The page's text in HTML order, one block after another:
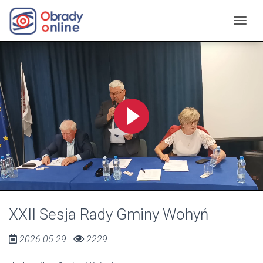
XXII Sesja Rady Gminy Wohyń
2026.05.29 2229